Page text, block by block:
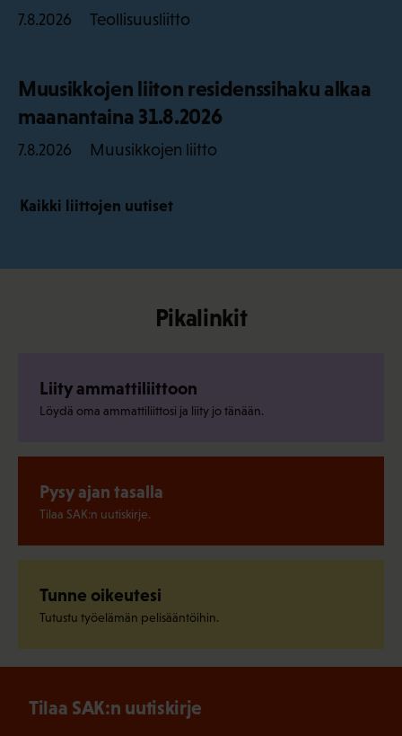
7.8.2026 Teollisuusliitto
Muusikkojen liiton residenssihaku alkaa
maanantaina 31.8.2026
7.8.2026 Muusikkojen liitto
Kaikki liittojen uutiset
Pikalinkit
Liity ammattiliittoon
Löydä oma ammattiliittosi ja liity jo tänään.
Pysy ajan tasalla
Tilaa SAK:n uutiskirje.
Tunne oikeutesi
Tutustu työelämän pelisääntöihin.
Tilaa SAK:n uutiskirje